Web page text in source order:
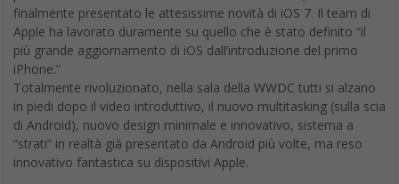
finalmente presentato le attesissime novità di iOS 7. Il team di
Apple ha lavorato duramente su quello che è stato definito “il
più grande aggiornamento di iOS dall’introduzione del primo
iPhone.”
Totalmente rivoluzionato, nella sala della WWDC tutti si alzano
in piedi dopo il video introduttivo, il nuovo multitasking (sulla scia
di Android), nuovo design minimale e innovativo, sistema a
“strati” in realtà già presentato da Android più volte, ma reso
innovativo fantastica su dispositivi Apple.